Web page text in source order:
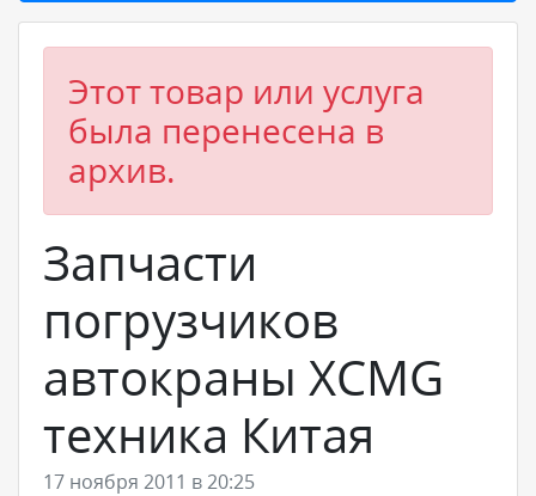
Добавить товар или услугу
Этот товар или услуга
была перенесена в
архив.
Запчасти
погрузчиков
автокраны XCMG
техника Китая
17 ноября 2011 в 20:25